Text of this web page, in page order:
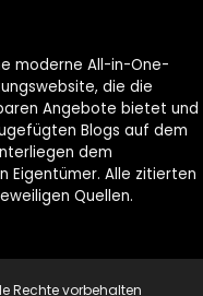
moderne All-in-One-
die die
Angebote bietet und
Blogs auf dem
dem
Eigentümer. Alle zitierten
Quellen.
Rechte vorbehalten